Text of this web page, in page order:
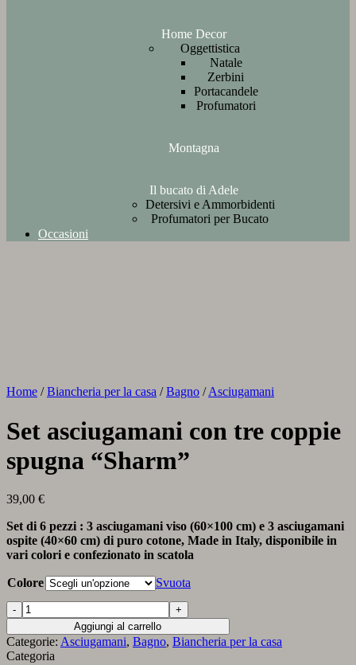
Home Decor
Oggettistica
Natale
Zerbini
Portacandele
Profumatori
Montagna
Il bucato di Adele
Detersivi e Ammorbidenti
Profumatori per Bucato
Occasioni
Home / Biancheria per la casa / Bagno / Asciugamani
Set asciugamani con tre coppie
spugna “Sharm”
39,00 €
Set di 6 pezzi : 3 asciugamani viso (60×100 cm) e 3 asciugamani
ospite (40×60 cm) di puro cotone, Made in Italy, disponibile in
vari colori e confezionato in scatola
Colore
Svuota
Set
asciugamani
con
tre
Aggiungi al carrello
Categorie: Asciugamani, Bagno, Biancheria per la casa
Categoria